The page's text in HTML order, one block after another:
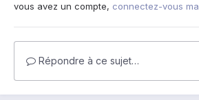
vous avez un compte, connectez-vous
Répondre à ce sujet…